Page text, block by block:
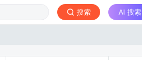
搜索 AI 搜索